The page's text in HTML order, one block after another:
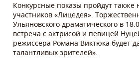
Конкурсные показы пройдут также
участников «Лицедея».
Ульяновского драматического в
встреча с актрисой и певицей
режиссера Романа Виктюка будет
талантливых зрителей».